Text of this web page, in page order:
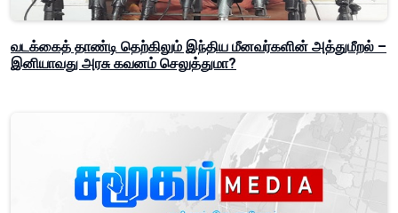
வடக்கைத் தாண்டி தெற்கிலும் இந்திய மீனவர்களின் அத்துமீறல் –
இனியாவது அரசு கவனம் செலுத்துமா?